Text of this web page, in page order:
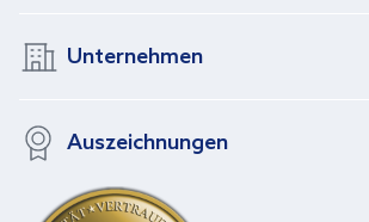
Unternehmen
Auszeichnungen